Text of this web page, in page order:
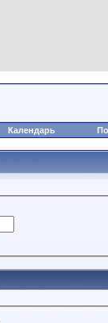
Календарь